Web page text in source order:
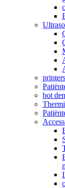
printers
bot